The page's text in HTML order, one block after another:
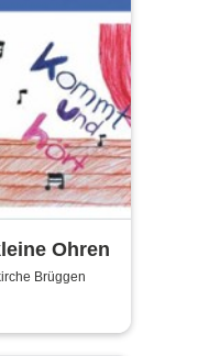
Ohren
Brüggen